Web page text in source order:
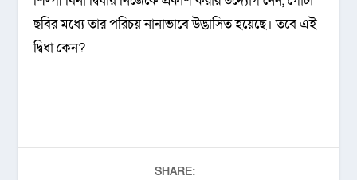
ছবির মধ্যে তার পরিচয় নানাভাবে উদ্ভাসিত হয়েছে। তবে এই
দ্বিধা কেন?
SHARE: